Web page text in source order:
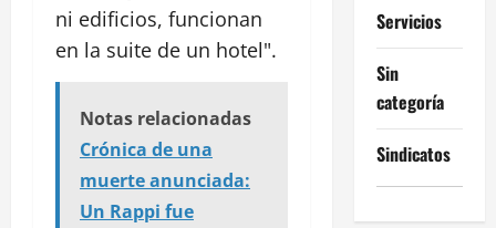
ni edificios, funcionan
en la suite de un hotel".
Notas relacionadas
Crónica de una
muerte anunciada:
Un Rappi fue
Servicios
Sin
categoría
Sindicatos